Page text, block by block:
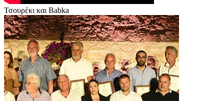
Τσουρέκι και Babka